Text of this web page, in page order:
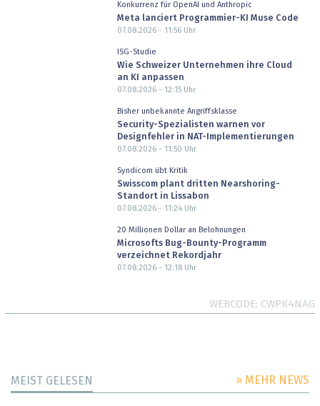
Konkurrenz für OpenAI und Anthropic
Meta lanciert Programmier-KI Muse Code
07.08.2026 - 11:56Uhr
ISG-Studie
Wie Schweizer Unternehmen ihre Cloud
an KI anpassen
07.08.2026 - 12:15Uhr
Bisher unbekannte Angriffsklasse
Security-Spezialisten warnen vor
Designfehler in NAT-Implementierungen
07.08.2026 - 11:50 Uhr
Syndicom übt Kritik
Swisscom plant dritten Nearshoring-
Standort in Lissabon
07.08.2026 - 11:24Uhr
20 Millionen Dollar an Belohnungen
Microsofts Bug-Bounty-Programm
verzeichnet Rekordjahr
07.08.2026 - 12:18Uhr
WEBCODE CWPK4NAG
MEIST GELESEN » MEHR NEWS